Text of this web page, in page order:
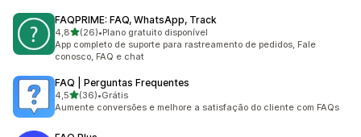
FAQPRIME: FAQ, WhatsApp, Track
4,8de 5 estrelas
(26)
26 avaliações ao todo
•Plano gratuito disponível
App completo de suporte para rastreamento de pedidos, Fale
conosco, FAQ e chat
FAQ | Perguntas Frequentes
4,5de 5 estrelas
(36)
36 avaliações ao todo
•Grátis
Aumente conversões e melhore a satisfação do cliente com FAQs